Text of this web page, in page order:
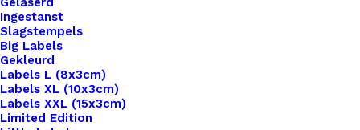
Ingestanst
Slagstempels
Big Labels
Gekleurd
Labels L (8x3cm)
Labels XL (10x3cm)
Labels XXL (15x3cm)
Limited Edition